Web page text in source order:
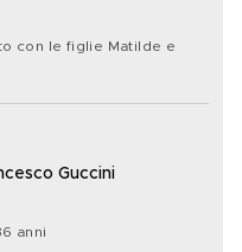
con le figlie Matilde e
Guccini
anni